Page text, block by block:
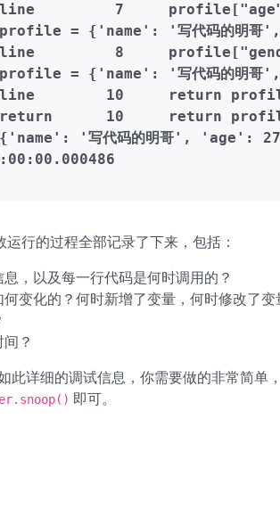
line         7
= {'name': '写代码的明
line         8
= {'name': '写代码的明
line        10     return
return      10     return
'写代码的明哥', 'age':
行的过程全部记录了下来，包括：
，以及每一行代码是何时调用的？
变化的？何时新增了变量，何时修改了变
？
此详细的调试信息，你需要做的非常简单
即可。